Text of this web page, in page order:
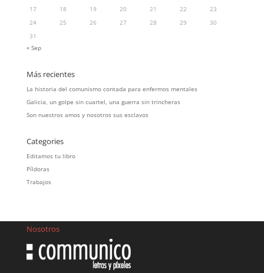
17
18 19 20 21 22
23
24
25 26 27 28 29
30
31
« Sep
Más recientes
La historia del comunismo contada para enfermos mentales
Galicia, un golpe sin cuartel, una guerra sin trincheras
Son nuestros amos y nosotros sus esclavos
Categories
Editamos tu libro
Píldoras
Trabajos
Nosotros